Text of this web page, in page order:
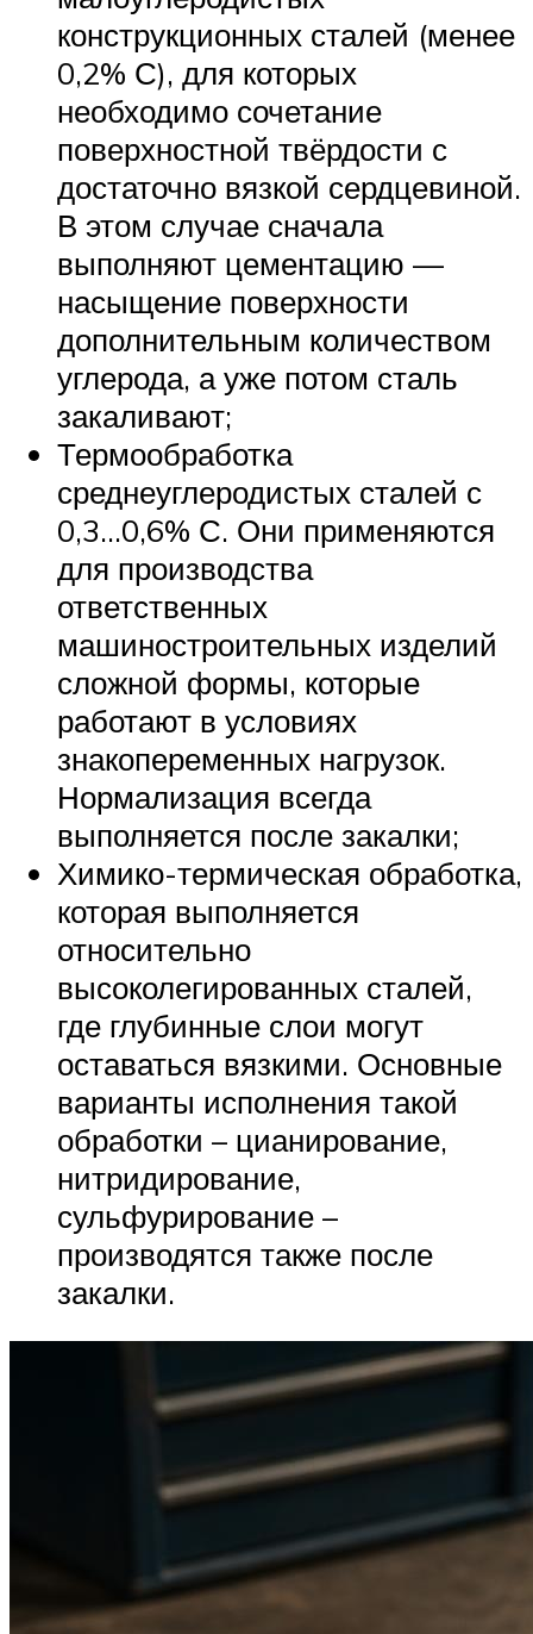
конструкционных сталей (менее
0,2% С), для которых
необходимо сочетание
поверхностной твёрдости с
достаточно вязкой сердцевиной.
В этом случае сначала
выполняют цементацию —
насыщение поверхности
дополнительным количеством
углерода, а уже потом сталь
закаливают;
Термообработка
среднеуглеродистых сталей с
0,3…0,6% С. Они применяются
для производства
ответственных
машиностроительных изделий
сложной формы, которые
работают в условиях
знакопеременных нагрузок.
Нормализация всегда
выполняется после закалки;
Химико-термическая обработка,
которая выполняется
относительно
высоколегированных сталей,
где глубинные слои могут
оставаться вязкими. Основные
варианты исполнения такой
обработки – цианирование,
нитридирование,
сульфурирование –
производятся также после
закалки.